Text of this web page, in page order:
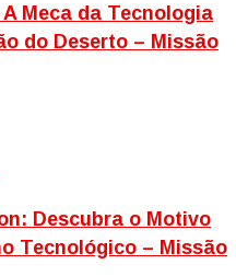
Meca da Tecnologia
do Deserto – Missão
Descubra o Motivo
Tecnológico – Missão